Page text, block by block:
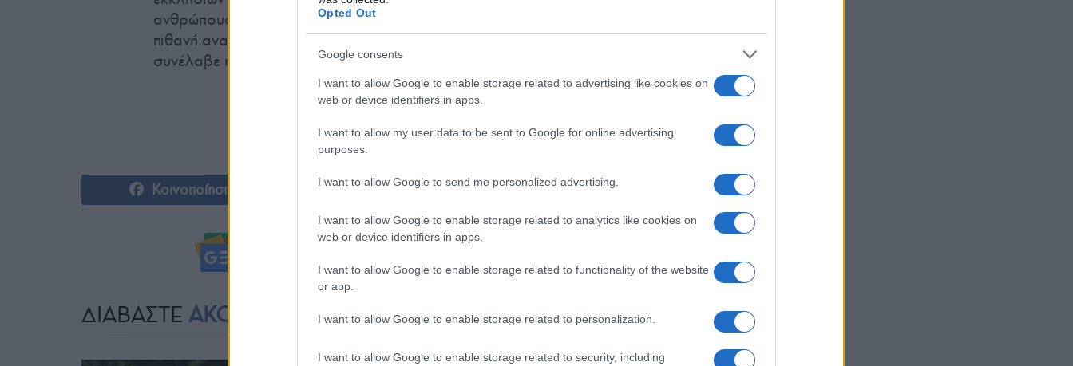
Opted Out
Google consents
I want to allow Google to enable storage related to advertising like cookies on
web or device identifiers in apps.
I want to allow my user data to be sent to Google for online advertising
purposes.
I want to allow Google to send me personalized advertising.
I want to allow Google to enable storage related to analytics like cookies on
web or device identifiers in apps.
I want to allow Google to enable storage related to functionality of the website
or app.
I want to allow Google to enable storage related to personalization.
I want to allow Google to enable storage related to security, including
ανθρώπους που αγωνιούν για την «αβέβαιη τύχη των αγαπημένων τους» – μια
πιθανή αναφορά στις οικογένειες και τους φίλους των ομήρων που
συνέλαβε η Χαμάς.
Κοινοποίηση Tweet Send
Google News
ΔΙΑΒΑΣΤΕ ΑΚΟΜΗ